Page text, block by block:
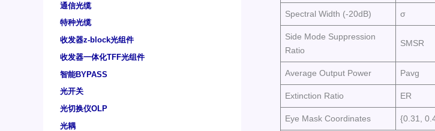
通信光缆
特种光缆
收发器z-block光组件
收发器一体化TFF光组件
智能BYPASS
光开关
光切换仪OLP
光耦
Spectral Width (-20dB) σ
Side Mode Suppression
Ratio
SMSR
Average Output Power Pavg
Extinction Ratio ER
Eye Mask Coordinates {0.31,